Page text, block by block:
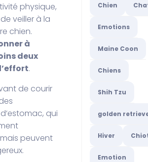
physique,
veiller à la
chien.
à
deux
.
de courir
qui
peuvent
Chien
Emotions
Maine Coon
Chiens
Shih Tzu
golden
Hiver
Emotion